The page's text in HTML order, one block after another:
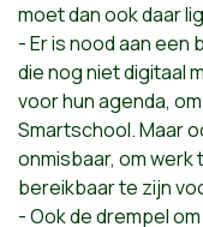
moet dan ook daar
- Er is nood aan
die nog niet digitaal
voor hun agenda,
Smartschool. Maar
onmisbaar, om werk
bereikbaar te zijn
- Ook de drempel